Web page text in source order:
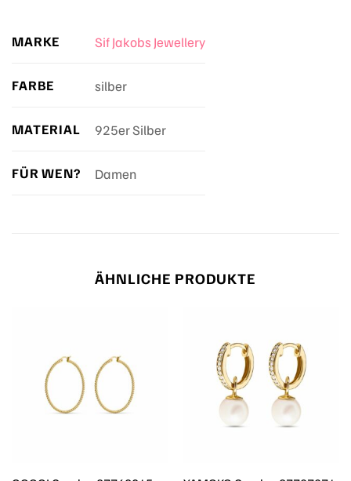
MARKE Sif Jakobs Jewellery
FARBE silber
MATERIAL 925er Silber
FÜR WEN? Damen
ÄHNLICHE PRODUKTE